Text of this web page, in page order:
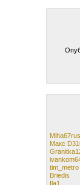
Miha67rus
Макс
tim_metro
Briedis
Ila1